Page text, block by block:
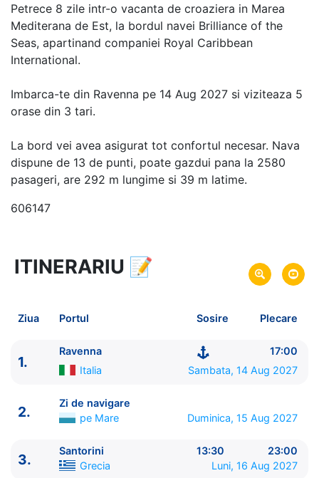
Petrece 8 zile intr-o vacanta de croaziera in Marea
Mediterana de Est, la bordul navei Brilliance of the
Seas, apartinand companiei Royal Caribbean
International.
Imbarca-te din Ravenna pe 14 Aug 2027 si viziteaza 5
orase din 3 tari.
La bord vei avea asigurat tot confortul necesar. Nava
dispune de 13 de punti, poate gazdui pana la 2580
pasageri, are 292 m lungime si 39 m latime.
606147
8 zile vacanta de croaziera in
Marea Mediterana de Est -
Plecare pe 14 Aug 2027 din Ravenna, Italia
Royal Caribbean International
ITINERARIU 📝
Ziua Portul Sosire Plecare
1.
Ravenna
17:00
Italia
Sambata, 14 Aug 2027
2.
Zi de navigare
pe Mare
Duminica, 15 Aug 2027
3.
Santorini 13:30
23:00
Grecia
Luni, 16 Aug 2027